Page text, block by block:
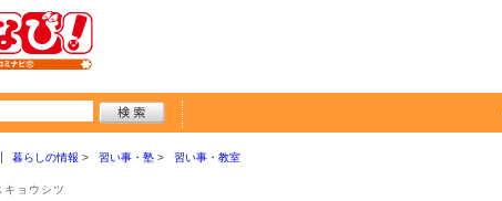
暮らしの情報 習い事・塾 習い事・教室
キョウシツ